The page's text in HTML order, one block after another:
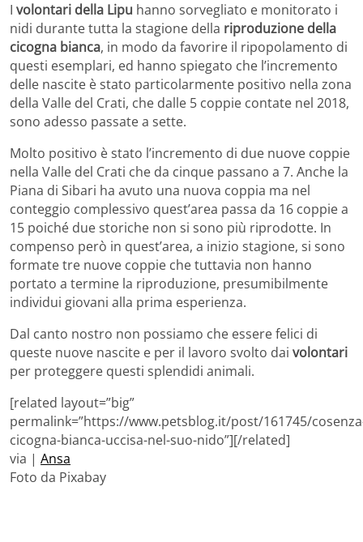
I volontari della Lipu hanno sorvegliato e monitorato i
nidi durante tutta la stagione della riproduzione della
cicogna bianca, in modo da favorire il ripopolamento di
questi esemplari, ed hanno spiegato che l’incremento
delle nascite è stato particolarmente positivo nella zona
della Valle del Crati, che dalle 5 coppie contate nel 2018,
sono adesso passate a sette.
Molto positivo è stato l’incremento di due nuove coppie
nella Valle del Crati che da cinque passano a 7. Anche la
Piana di Sibari ha avuto una nuova coppia ma nel
conteggio complessivo quest’area passa da 16 coppie a
15 poiché due storiche non si sono più riprodotte. In
compenso però in quest’area, a inizio stagione, si sono
formate tre nuove coppie che tuttavia non hanno
portato a termine la riproduzione, presumibilmente
individui giovani alla prima esperienza.
Dal canto nostro non possiamo che essere felici di
queste nuove nascite e per il lavoro svolto dai volontari
per proteggere questi splendidi animali.
[related layout=”big”
permalink=”https://www.petsblog.it/post/161745/
cicogna-bianca-uccisa-nel-suo-nido”][/related]
via | Ansa
Foto da Pixabay